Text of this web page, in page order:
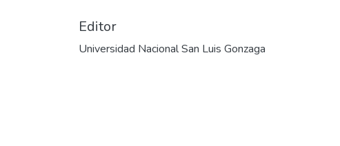
Editor
Universidad Nacional San Luis Gonzaga